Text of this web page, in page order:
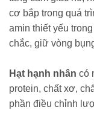
cơ bắp trong quá
amin thiết yếu
chắc, giữ vòng
Hạt hạnh nhân có
protein, chất xơ,
phần điều chỉnh